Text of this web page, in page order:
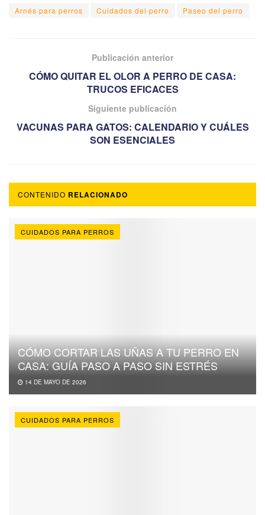
Arnés para perros Cuidados del perro Paseo del perro
Publicación anterior
CÓMO QUITAR EL OLOR A PERRO DE CASA:
TRUCOS EFICACES
Siguiente publicación
VACUNAS PARA GATOS: CALENDARIO Y CUÁLES
SON ESENCIALES
CONTENIDO RELACIONADO
CUIDADOS PARA PERROS
CÓMO CORTAR LAS UÑAS A TU PERRO EN
CASA: GUÍA PASO A PASO SIN ESTRÉS
14 DE MAYO DE 2026
CUIDADOS PARA PERROS